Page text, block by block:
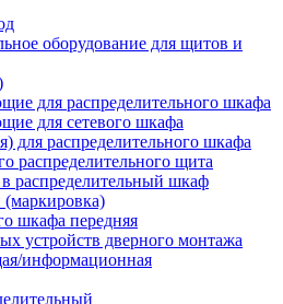
оборудование для щитов и
для распределительного шкафа
для сетевого шкафа
для распределительного шкафа
распределительного щита
распределительный шкаф
шкафа передняя
устройств дверного монтажа
информационная